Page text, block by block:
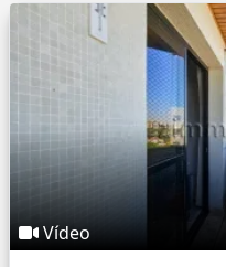
Vídeo